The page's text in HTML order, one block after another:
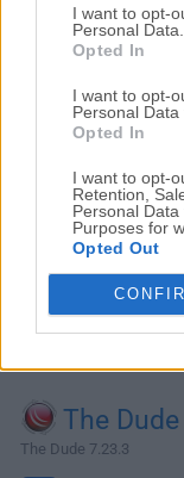
I want to opt-
Personal Data.
Opted In
I want to opt-
Personal Data
Opted In
I want to opt-
Retention,
Personal
Purposes for
Opted Out
The Dude
The Dude 7.23.3